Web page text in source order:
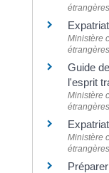
étrangères
Ministère
étrangères
Guide
l'esprit
Ministère
étrangères
Ministère
étrangères